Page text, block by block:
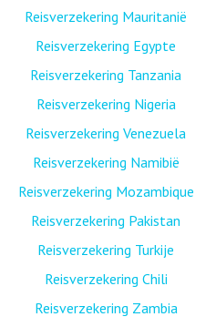
Reisverzekering Mauritanië
Reisverzekering Egypte
Reisverzekering Tanzania
Reisverzekering Nigeria
Reisverzekering Venezuela
Reisverzekering Namibië
Reisverzekering Mozambique
Reisverzekering Pakistan
Reisverzekering Turkije
Reisverzekering Chili
Reisverzekering Zambia